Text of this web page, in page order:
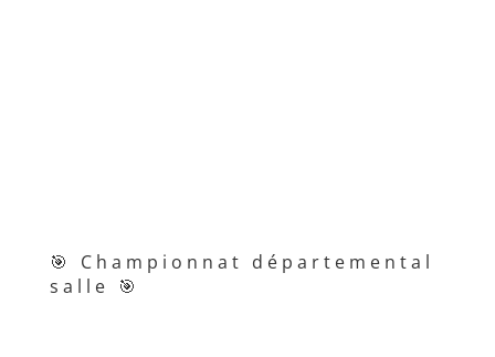
🎯 Championnat départemental
salle 🎯